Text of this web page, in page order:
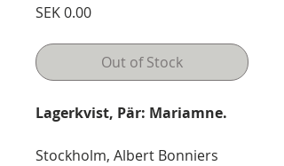
SEK 0.00Price
Out of Stock
Lagerkvist, Pär: Mariamne.
Stockholm, Albert Bonniers